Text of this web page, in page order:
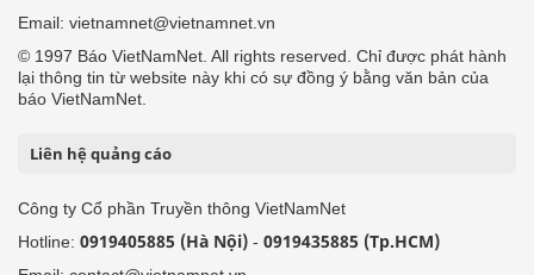
Email: vietnamnet@vietnamnet.vn
© 1997 Báo VietNamNet. All rights reserved. Chỉ được phát hành
lại thông tin từ website này khi có sự đồng ý bằng văn bản của
báo VietNamNet.
Liên hệ quảng cáo
Công ty Cổ phần Truyền thông VietNamNet
Hotline: 0919405885 (Hà Nội) - 0919435885 (Tp.HCM)